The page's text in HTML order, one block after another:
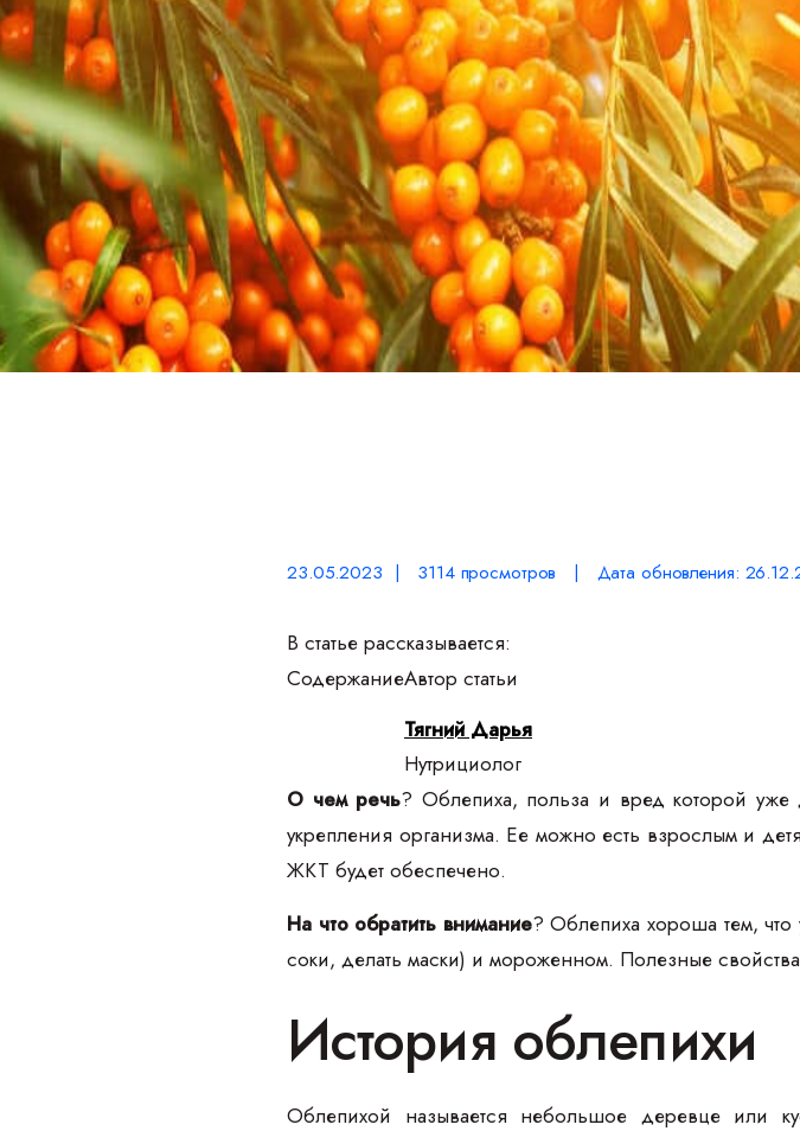
23.05.2023 | 3114 просмотров | Дата обновления:
В статье рассказывается:
СодержаниеАвтор статьи
Тягний Дарья
Нутрициолог
О чем речь? Облепиха, польза и вред которой
укрепления организма. Ее можно есть взрослым и
ЖКТ будет обеспечено.
На что обратить внимание? Облепиха хороша тем,
соки, делать маски) и мороженном. Полезные
История облепихи
Облепихой называется небольшое деревце или